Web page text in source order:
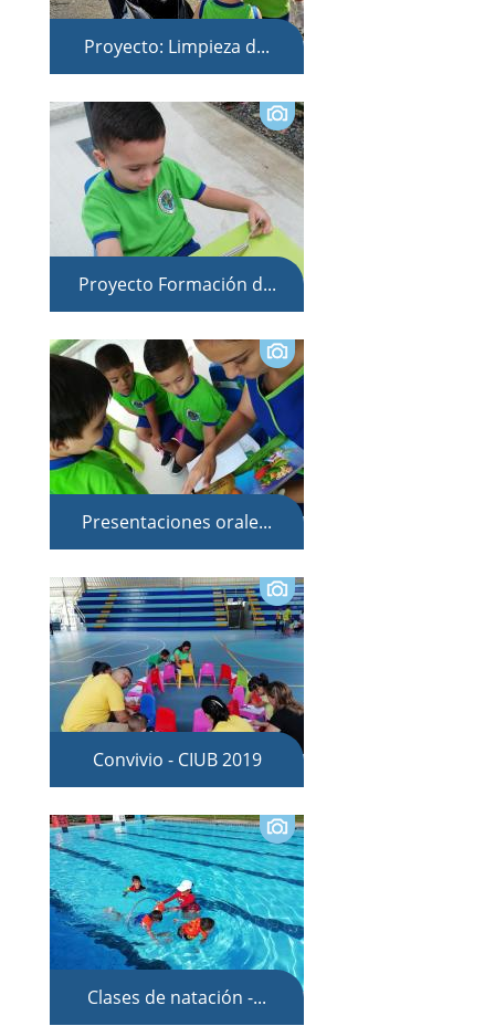
Proyecto: Limpieza d...
Proyecto Formación d...
Presentaciones orale...
Convivio - CIUB 2019
Clases de natación -...